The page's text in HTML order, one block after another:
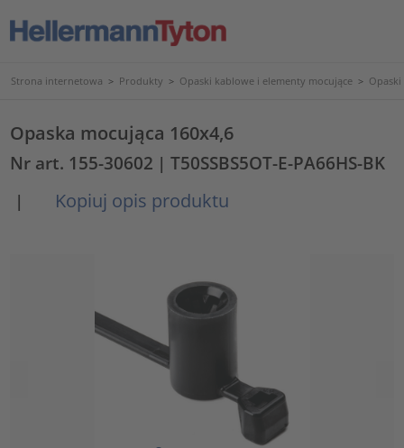
Strona internetowa > Produkty > Opaski kablowe i elementy mocujące >
Opaska mocująca 160x4,6
Nr art. 155-30602 | T50SSBS5OT-E-PA66HS-BK
|
Kopiuj opis produktu